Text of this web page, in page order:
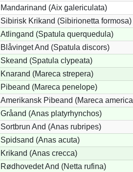
Mandarinand (Aix galericulata)
Sibirisk Krikand (Sibirionetta formosa)
Atlingand (Spatula querquedula)
Blåvinget And (Spatula discors)
Skeand (Spatula clypeata)
Knarand (Mareca strepera)
Pibeand (Mareca penelope)
Amerikansk Pibeand (Mareca
Gråand (Anas platyrhynchos)
Sortbrun And (Anas rubripes)
Spidsand (Anas acuta)
Krikand (Anas crecca)
Rødhovedet And (Netta rufina)